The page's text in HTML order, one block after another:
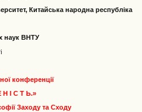
Китайська народна республіка
наук ВНТУ
конференції
І С Т Ь.»
Заходу та Сходу